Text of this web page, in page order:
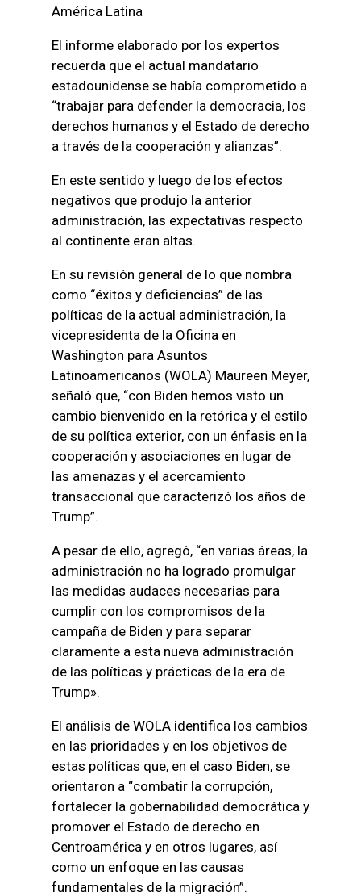
América Latina
El informe elaborado por los expertos
recuerda que el actual mandatario
estadounidense se había comprometido a
“trabajar para defender la democracia, los
derechos humanos y el Estado de derecho
a través de la cooperación y alianzas”.
En este sentido y luego de los efectos
negativos que produjo la anterior
administración, las expectativas respecto
al continente eran altas.
En su revisión general de lo que nombra
como “éxitos y deficiencias” de las
políticas de la actual administración, la
vicepresidenta de la Oficina en
Washington para Asuntos
Latinoamericanos (WOLA) Maureen Meyer,
señaló que, “con Biden hemos visto un
cambio bienvenido en la retórica y el estilo
de su política exterior, con un énfasis en la
cooperación y asociaciones en lugar de
las amenazas y el acercamiento
transaccional que caracterizó los años de
Trump”.
A pesar de ello, agregó, “en varias áreas, la
administración no ha logrado promulgar
las medidas audaces necesarias para
cumplir con los compromisos de la
campaña de Biden y para separar
claramente a esta nueva administración
de las políticas y prácticas de la era de
Trump».
El análisis de WOLA identifica los cambios
en las prioridades y en los objetivos de
estas políticas que, en el caso Biden, se
orientaron a “combatir la corrupción,
fortalecer la gobernabilidad democrática y
promover el Estado de derecho en
Centroamérica y en otros lugares, así
como un enfoque en las causas
fundamentales de la migración”.